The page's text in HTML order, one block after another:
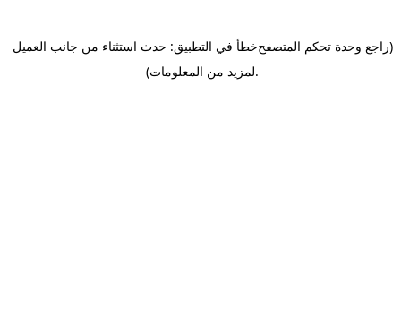
خطأ في التطبيق: حدث استثناء من جانب العميل(راجع وحدة تحكم المتصفح
لمزيد من المعلومات).